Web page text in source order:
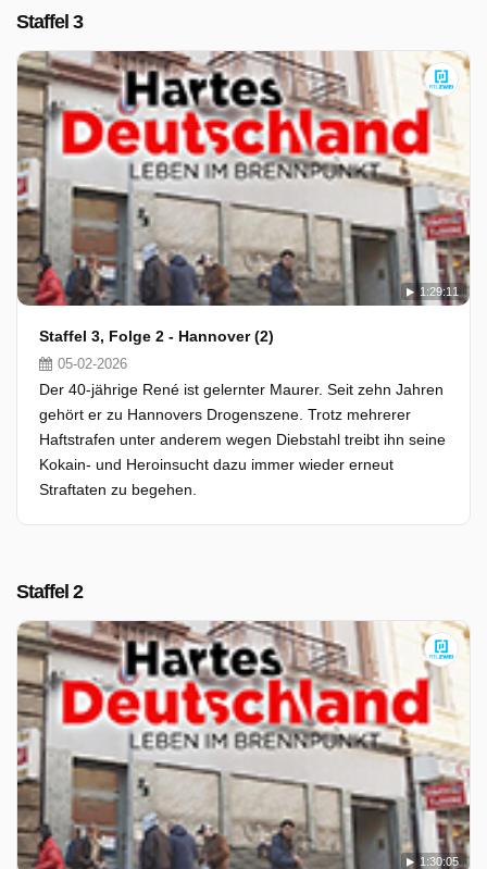
Staffel 3
1:29:11
Staffel 3, Folge 2 - Hannover (2)
05-02-2026
Der 40-jährige René ist gelernter Maurer. Seit zehn Jahren
gehört er zu Hannovers Drogenszene. Trotz mehrerer
Haftstrafen unter anderem wegen Diebstahl treibt ihn seine
Kokain- und Heroinsucht dazu immer wieder erneut
Straftaten zu begehen.
Staffel 2
1:30:05